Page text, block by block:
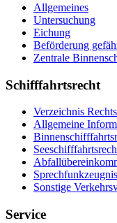
All­ge­mei­nes
Un­ter­su­chung
Ei­chung
Be­för­de­rung
Zen­tra­le
Schifffahrtsrecht
Ver­zeich­nis
All­ge­mei­ne
Sons­ti­ge
Service